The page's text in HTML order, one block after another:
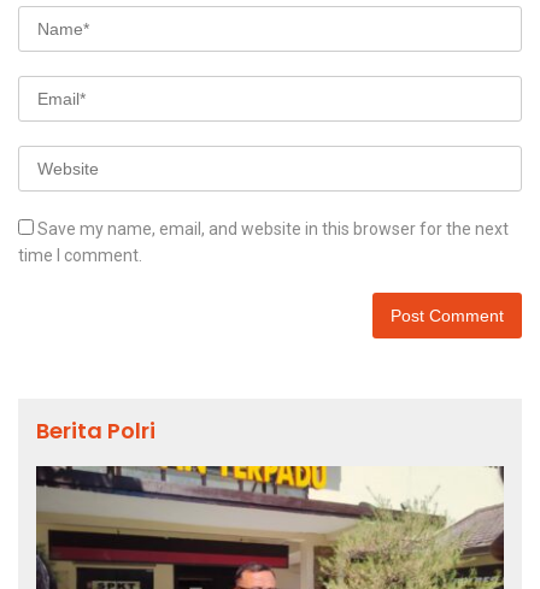
Save my name, email, and website in this browser for the next
time I comment.
Berita Polri